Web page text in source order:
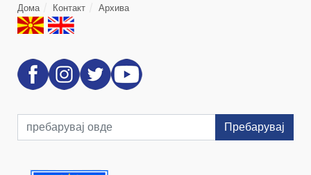
Дома Контакт Архива
Пребарувај